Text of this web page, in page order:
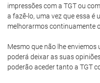
impressões com a TGT ou
a fazê-lo, uma vez que essa é
melhorarmos continuamente
Mesmo que não lhe
poderá deixar as suas
poderão aceder tanto a TGT